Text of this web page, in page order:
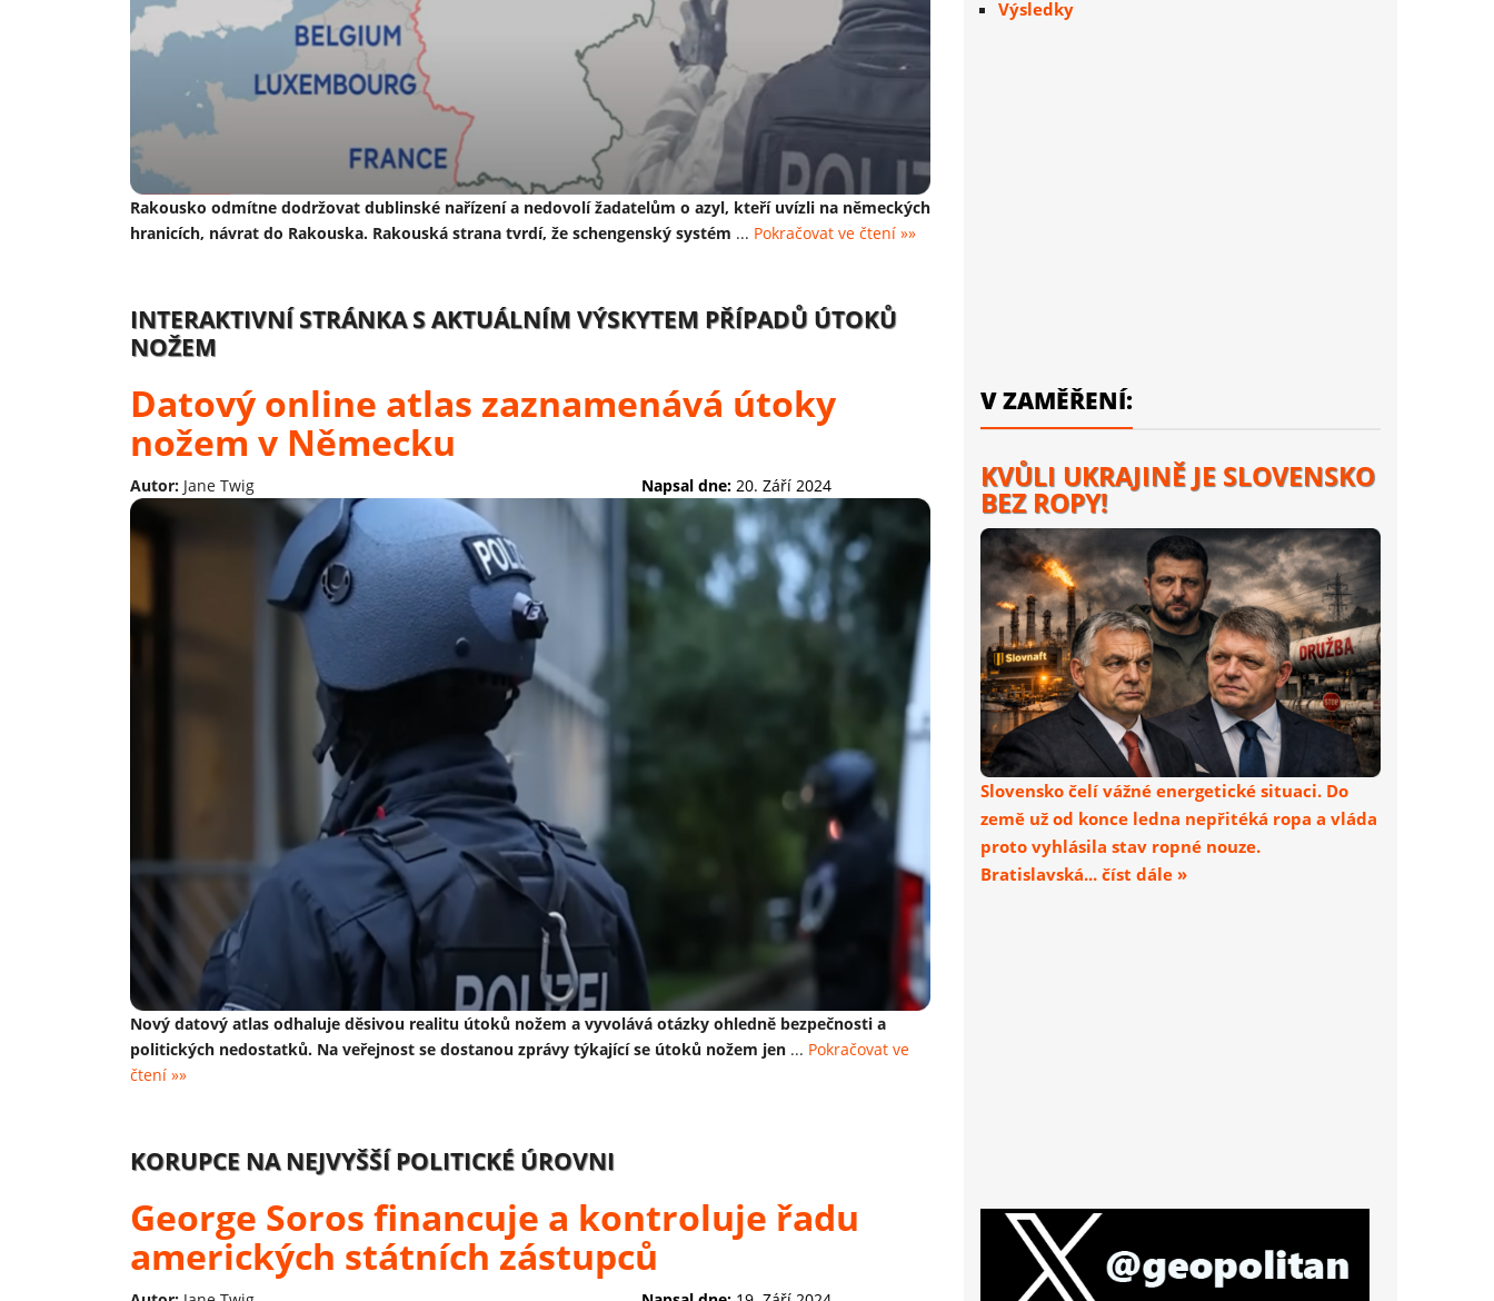
Rakousko odmítne dodržovat dublinské nařízení a nedovolí žadatelům o azyl, kteří uvízli na německých
hranicích, návrat do Rakouska. Rakouská strana tvrdí, že schengenský systém ... Pokračovat ve čtení »»
INTERAKTIVNÍ STRÁNKA S AKTUÁLNÍM VÝSKYTEM PŘÍPADŮ ÚTOKŮ
NOŽEM
Datový online atlas zaznamenává útoky
nožem v Německu
Autor: Jane Twig Napsal dne: 20. Září 2024
Nový datový atlas odhaluje děsivou realitu útoků nožem a vyvolává otázky ohledně bezpečnosti a
politických nedostatků. Na veřejnost se dostanou zprávy týkající se útoků nožem jen ... Pokračovat ve
čtení »»
KORUPCE NA NEJVYŠŠÍ POLITICKÉ ÚROVNI
George Soros financuje a kontroluje řadu
amerických státních zástupců
Výsledky
V ZAMĚŘENÍ:
KVŮLI UKRAJINĚ JE SLOVENSKO
BEZ ROPY!
Slovensko čelí vážné energetické situaci. Do
země už od konce ledna nepřitéká ropa a vláda
proto vyhlásila stav ropné nouze.
Bratislavská... číst dále »